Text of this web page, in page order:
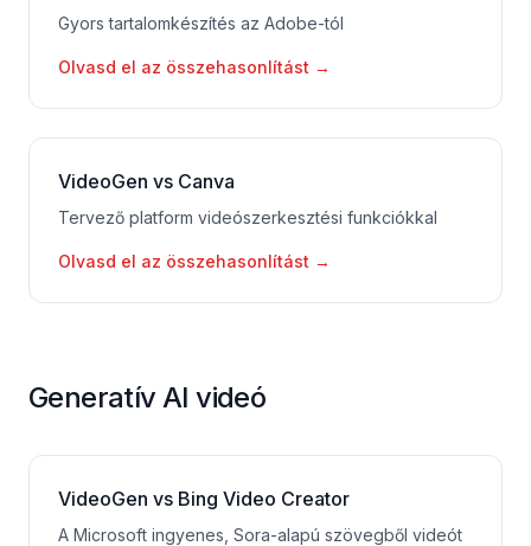
Gyors tartalomkészítés az Adobe-tól
Olvasd el az összehasonlítást →
VideoGen vs Canva
Tervező platform videószerkesztési funkciókkal
Olvasd el az összehasonlítást →
Generatív AI videó
VideoGen vs Bing Video Creator
A Microsoft ingyenes, Sora-alapú szövegből videót